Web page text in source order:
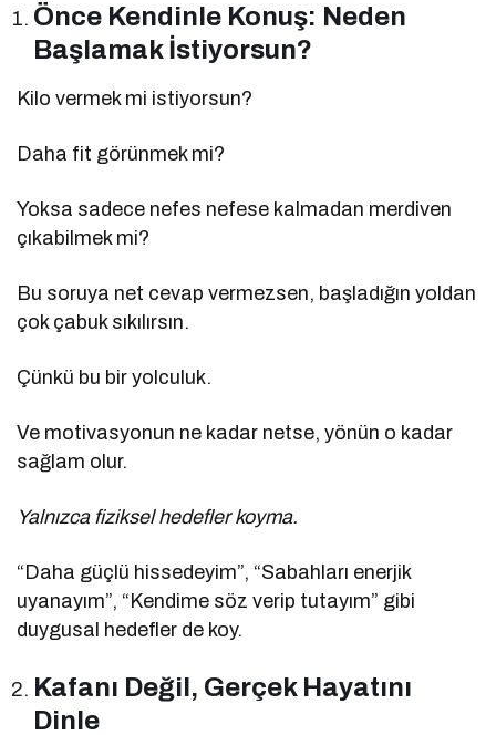
Önce Kendinle Konuş: Neden
Başlamak İstiyorsun?
Kilo vermek mi istiyorsun?
Daha fit görünmek mi?
Yoksa sadece nefes nefese kalmadan merdiven
çıkabilmek mi?
Bu soruya net cevap vermezsen, başladığın yoldan
çok çabuk sıkılırsın.
Çünkü bu bir yolculuk.
Ve motivasyonun ne kadar netse, yönün o kadar
sağlam olur.
Yalnızca fiziksel hedefler koyma.
“Daha güçlü hissedeyim”, “Sabahları enerjik
uyanayım”, “Kendime söz verip tutayım” gibi
duygusal hedefler de koy.
Kafanı Değil, Gerçek Hayatını
Dinle